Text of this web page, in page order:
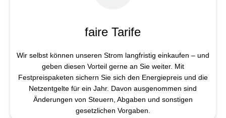
faire Tarife
Wir selbst können unseren Strom langfristig einkaufen – und
geben diesen Vorteil gerne an Sie weiter. Mit
Festpreispaketen sichern Sie sich den Energiepreis und die
Netzentgelte für ein Jahr. Davon ausgenommen sind
Änderungen von Steuern, Abgaben und sonstigen
gesetzlichen Vorgaben.